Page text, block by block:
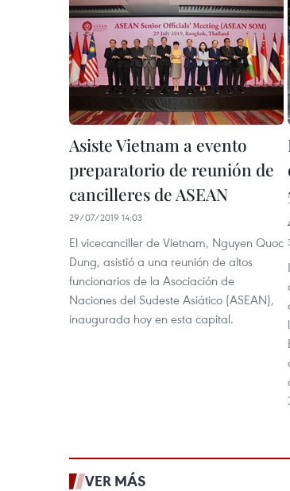
Asiste Vietnam a evento
preparatorio de reunión de
cancilleres de ASEAN
29/07/2019 14:03
El vicecanciller de Vietnam, Nguyen Quoc
Dung, asistió a una reunión de altos
funcionarios de la Asociación de
Naciones del Sudeste Asiático (ASEAN),
inaugurada hoy en esta capital.
VER MÁS